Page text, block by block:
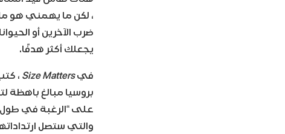
، لكن ما يهمني هو
ضرب الآخرين أو
يجعلك أكثر هدفًا.
فيSize Matters ،
بروسيا مبالغ باهظة
على “الرغبة في
والتي ستصل